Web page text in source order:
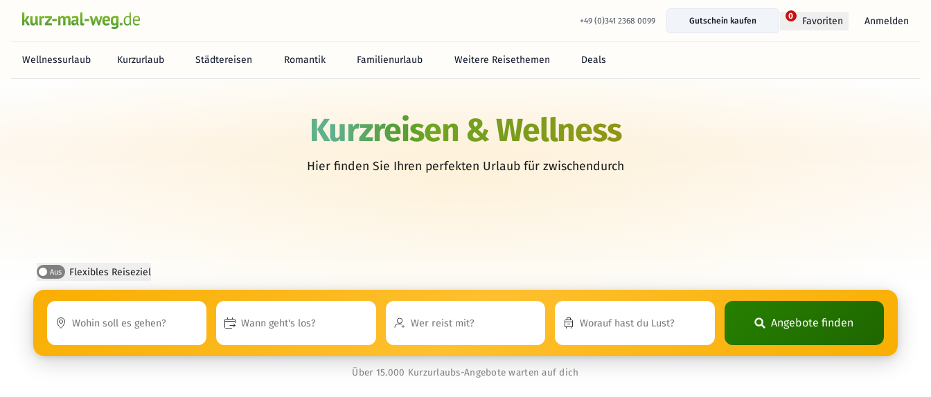
+49 (0)341 2368 0099 Gutschein kaufen
0 Favoriten Anmelden
Wellnessurlaub Kurzurlaub Städtereisen Romantik Familienurlaub Weitere Reisethemen Deals
Kurzreisen & Wellness
Hier finden Sie Ihren perfekten Urlaub für zwischendurch
Aus Flexibles Reiseziel
Angebote finden
Über 15.000 Kurzurlaubs-Angebote warten auf dich